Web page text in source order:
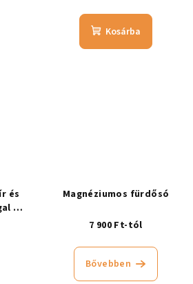
Kosárba
és
–
Magnéziumos fürdősó
7 900 Ft-tól
Bővebben